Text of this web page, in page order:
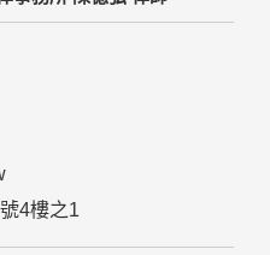
4樓之1